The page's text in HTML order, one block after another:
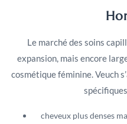
Le marché des soins
expansion, mais encore
cosmétique féminine. Veuch
cheveux plus denses